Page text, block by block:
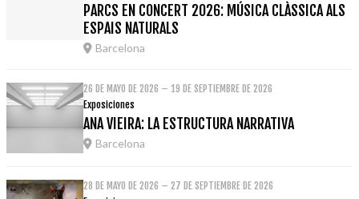
PARCS EN CONCERT 2026: MÚSICA CLÀSSICA ALS
ESPAIS NATURALS
Barcelona
26 DE MAYO DE 2026 – 19 DE SEPTIEMBRE DE 2026
Exposiciones
ANA VIEIRA: LA ESTRUCTURA NARRATIVA
Barcelona
28 DE MAYO DE 2026 – 27 DE SEPTIEMBRE DE 2026